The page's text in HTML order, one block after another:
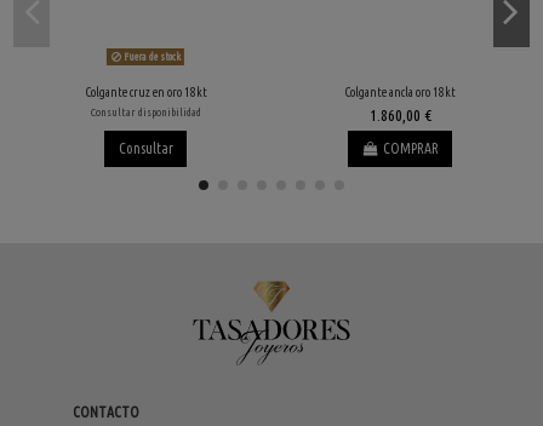
Fuera de stock
Colgante cruz en oro 18kt
Consultar disponibilidad
Consultar
Colgante ancla oro 18kt
1.860,00 €
COMPRAR
CONTACTO